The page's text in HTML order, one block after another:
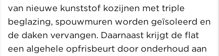
van nieuwe kunststof kozijnen met triple
beglazing, spouwmuren worden geïsoleerd en
de daken vervangen. Daarnaast krijgt de flat
een algehele opfrisbeurt door onderhoud aan